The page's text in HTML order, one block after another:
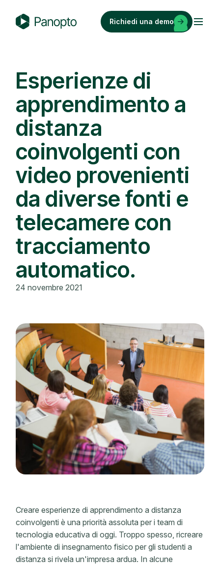
o
p
o
Richiedi una demo
Esperienze di
apprendimento a
distanza
coinvolgenti con
video provenienti
da diverse fonti e
telecamere con
tracciamento
automatico.
24 novembre 2021
Creare esperienze di apprendimento a distanza
coinvolgenti è una priorità assoluta per i team di
tecnologia educativa di oggi. Troppo spesso, ricreare
l'ambiente di insegnamento fisico per gli studenti a
distanza si rivela un'impresa ardua. In alcune